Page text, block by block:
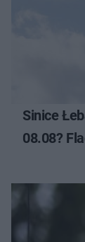
Sinice
08.08?